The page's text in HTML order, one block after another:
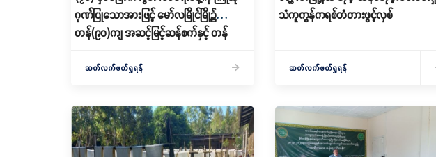
ဂုဏ်ပြုသောအားဖြင့် မော်လမြိုင်မြို့၌
တန်(၉၀)ကျ အဆင့်မြင့်ဆန်စက်နှင့် တန်
ဆက်လက်ဖတ်ရှုရန်
သံကူကွန်ကရစ်တံတားဖွင့်လှစ်
ဆက်လက်ဖတ်ရှုရန်